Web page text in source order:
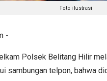
Foto ilustrasi
-
Polsek Belitang Hilir
sambungan telpon, bahwa